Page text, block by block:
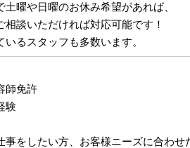
曜や日曜のお休み希望があれば、
談いただければ対応可能です！
るスタッフも多数います。
師免許
験
事をしたい方、お客様ニーズに合わせ